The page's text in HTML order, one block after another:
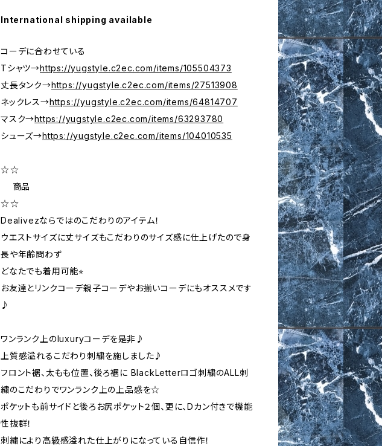
International shipping available
コーデに合わせている
Tシャツ→https://yugstyle.c2ec.com/items/105504373
丈長タンク→https://yugstyle.c2ec.com/items/27513908
ネックレス→https://yugstyle.c2ec.com/items/64814707
マスク→https://yugstyle.c2ec.com/items/63293780
シューズ→https://yugstyle.c2ec.com/items/104010535
☆―――☆
商品
☆―――☆
Dealivezならではのこだわりのアイテム！
ウエストサイズに丈サイズもこだわりのサイズ感に仕上げたので身
長や年齢問わず
どなたでも着用可能⭐︎
お友達とリンクコーデ親子コーデやお揃いコーデにもオススメです
♪
ワンランク上のluxuryコーデを是非♪
上質感溢れるこだわり刺繍を施しました♪
フロント裾、太もも位置、後ろ裾に BlackLetterロゴ刺繍のALL刺
繍のこだわりでワンランク上の上品感を☆
ポケットも前サイドと後ろお尻ポケット２個、更に、Dカン付きで機能
性抜群！
刺繍により高級感溢れた仕上がりになっている自信作！